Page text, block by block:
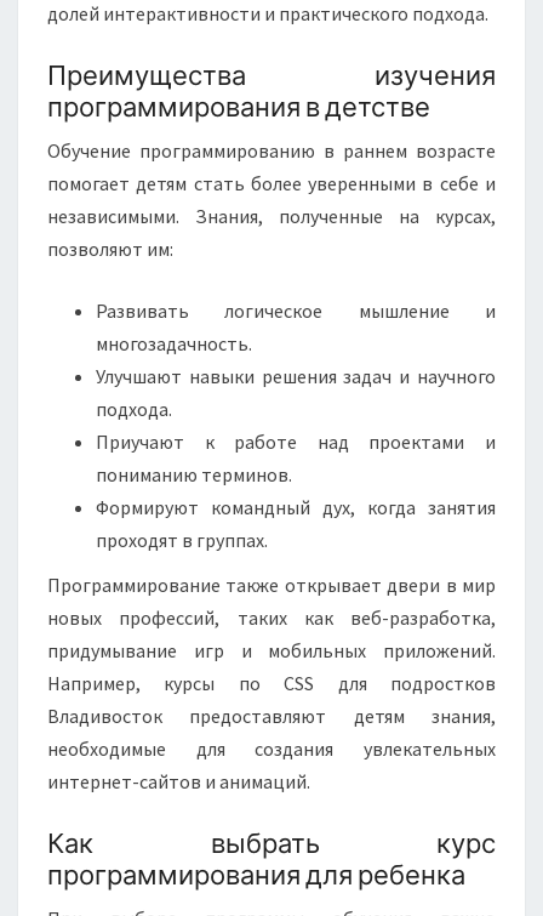
долей интерактивности и практического подхода.
Преимущества изучения
программирования в детстве
Обучение программированию в раннем возрасте
помогает детям стать более уверенными в себе и
независимыми. Знания, полученные на курсах,
позволяют им:
Развивать логическое мышление и
многозадачность.
Улучшают навыки решения задач и научного
подхода.
Приучают к работе над проектами и
пониманию терминов.
Формируют командный дух, когда занятия
проходят в группах.
Программирование также открывает двери в мир
новых профессий, таких как веб-разработка,
придумывание игр и мобильных приложений.
Например, курсы по CSS для подростков
Владивосток предоставляют детям знания,
необходимые для создания увлекательных
интернет-сайтов и анимаций.
Как выбрать курс
программирования для ребенка